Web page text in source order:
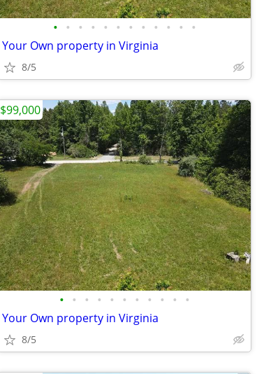
• • • • • • • • • • • •
Your Own property in Virginia
8/5
• • • • • • • • • • •
Your Own property in Virginia
8/5
$99,000